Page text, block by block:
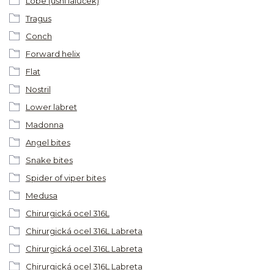
Tragus
Conch
Forward helix
Flat
Nostril
Lower labret
Madonna
Angel bites
Snake bites
Spider of viper bites
Medusa
Chirurgická ocel 316L
Chirurgická ocel 316L Labreta
Chirurgická ocel 316L Labreta
Chirurgická ocel 316L Labreta